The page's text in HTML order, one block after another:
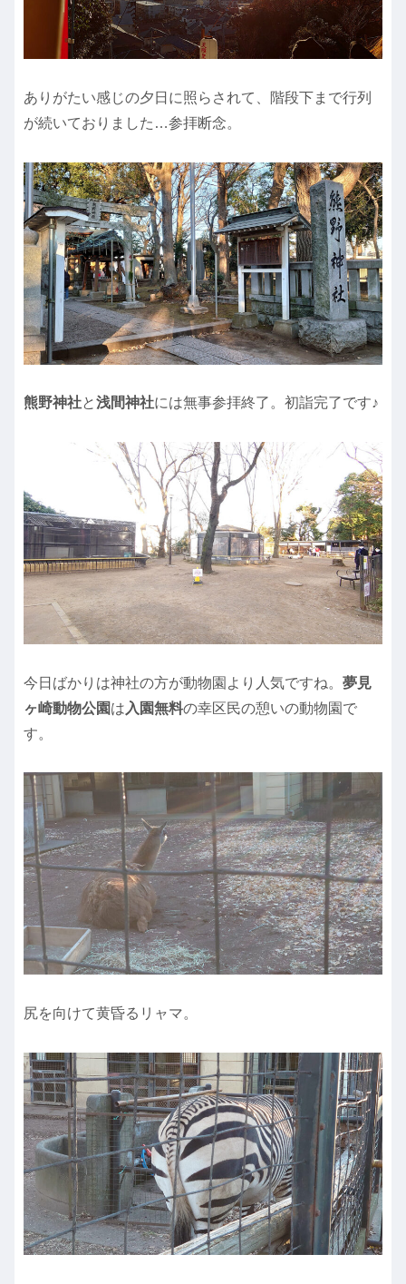
ありがたい感じの夕日に照らされて、階段下まで行列
が続いておりました…参拝断念。
熊野神社と浅間神社には無事参拝終了。初詣完了です♪
今日ばかりは神社の方が動物園より人気ですね。 夢見
ヶ崎動物公園は 入園無料の幸区民の憩いの動物園で
す。
尻を向けて黄昏るリャマ。